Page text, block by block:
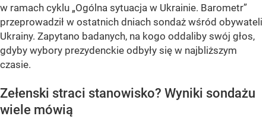
w ramach cyklu „Ogólna sytuacja w Ukrainie. Barometr”
przeprowadził w ostatnich dniach sondaż wśród obywateli
Ukrainy. Zapytano badanych, na kogo oddaliby swój głos,
gdyby wybory prezydenckie odbyły się w najbliższym
czasie.
Zełenski straci stanowisko? Wyniki sondażu
wiele mówią